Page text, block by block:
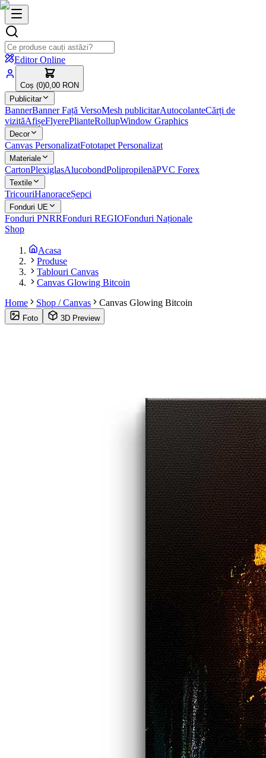
Editor Online
Coș (0)0,00 RON
Publicitar
BannerBanner Față VersoMesh publicitarAutocolanteCărți de
vizităAfișeFlyerePlianteRollupWindow Graphics
Decor
Canvas PersonalizatFototapet Personalizat
Materiale
CartonPlexiglasAlucobondPolipropilenăPVC Forex
Textile
TricouriHanoraceȘepci
Fonduri UE
Fonduri PNRRFonduri REGIOFonduri Naționale
Shop
Acasa
Produse
Tablouri Canvas
Canvas Glowing Bitcoin
Home
Shop / Canvas Canvas Glowing Bitcoin
Foto 3D Preview